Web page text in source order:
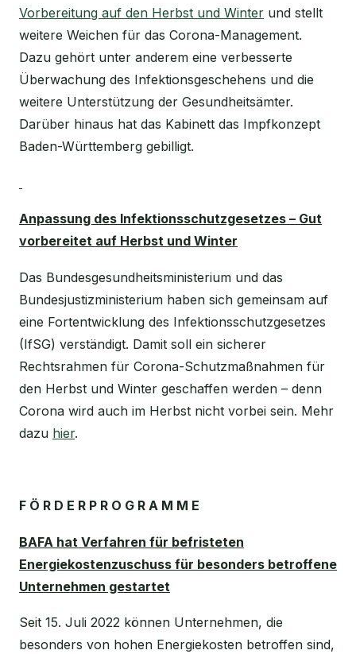
Vorbereitung auf den Herbst und Winter und stellt
weitere Weichen für das Corona-Management.
Dazu gehört unter anderem eine verbesserte
Überwachung des Infektionsgeschehens und die
weitere Unterstützung der Gesundheitsämter.
Darüber hinaus hat das Kabinett das Impfkonzept
Baden-Württemberg gebilligt.
Anpassung des Infektionsschutzgesetzes – Gut
vorbereitet auf Herbst und Winter
Das Bundesgesundheitsministerium und das
Bundesjustizministerium haben sich gemeinsam auf
eine Fortentwicklung des Infektionsschutzgesetzes
(IfSG) verständigt. Damit soll ein sicherer
Rechtsrahmen für Corona-Schutzmaßnahmen für
den Herbst und Winter geschaffen werden – denn
Corona wird auch im Herbst nicht vorbei sein. Mehr
dazu hier.
F Ö R D E R P R O G R A M M E
BAFA hat Verfahren für befristeten
Energiekostenzuschuss für besonders betroffene
Unternehmen gestartet
Seit 15. Juli 2022 können Unternehmen, die
besonders von hohen Energiekosten betroffen sind,